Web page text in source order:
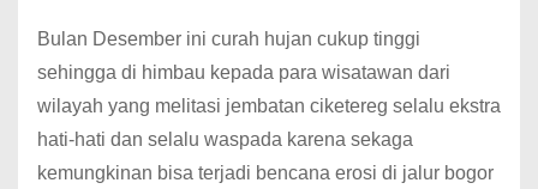
Bulan Desember ini curah hujan cukup tinggi
sehingga di himbau kepada para wisatawan dari
wilayah yang melitasi jembatan ciketereg selalu ekstra
hati-hati dan selalu waspada karena sekaga
kemungkinan bisa terjadi bencana erosi di jalur bogor